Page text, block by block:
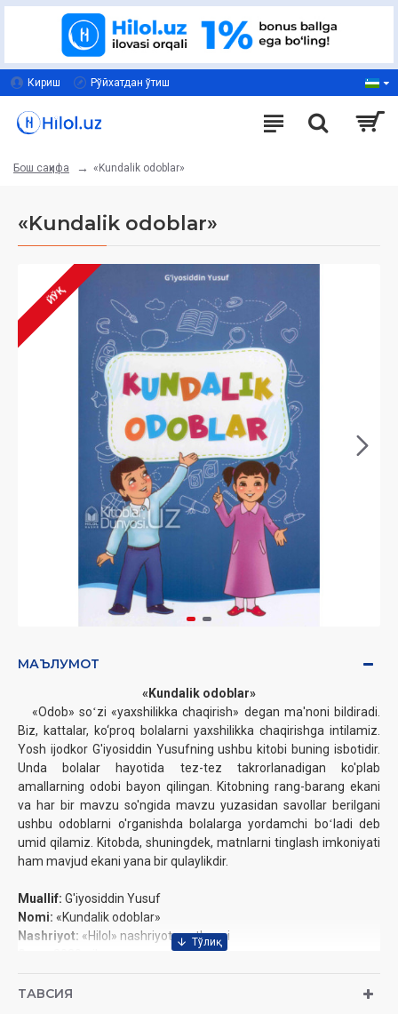
Кириш Рўйхатдан ўтиш
Бош саҳифа «Kundalik odoblar»
«Kundalik odoblar»
ЙЎҚ
МАЪЛУМОТ
«Kundalik odoblar»
«Odob» soʻzi «yaxshilikka chaqirish» degan ma'noni bildiradi.
Biz, kattalar, ko‘proq bolalarni yaxshilikka chaqirishga intilamiz.
Yosh ijodkor G'iyosiddin Yusufning ushbu kitobi buning isbotidir.
Unda bolalar hayotida tez-tez takrorlanadigan ko'plab
amallarning odobi bayon qilingan. Kitobning rang-barang ekani
va har bir mavzu so'ngida mavzu yuzasidan savollar berilgani
ushbu odoblarni o'rganishda bolalarga yordamchi boʻladi deb
umid qilamiz. Kitobda, shuningdek, matnlarni tinglash imkoniyati
ham mavjud ekani yana bir qulaylikdir.
Muallif: G'iyosiddin Yusuf
Nomi: «Kundalik odoblar»
Nashriyot: «Hilol» nashriyot-matbaasi
O‘lchami:
ТАВСИЯ